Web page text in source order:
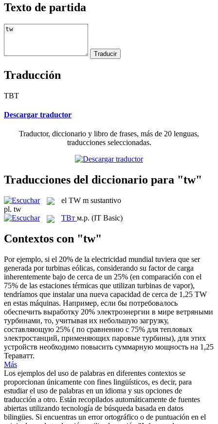
Texto de partida
Traducción
ТВТ
Descargar traductor
Traductor, diccionario y libro de frases, más de 20 lenguas,
traducciones seleccionadas.
Traducciones del diccionario para "tw"
el TW m sustantivo
pl. tw
ТВт м.р. (IT Basic)
Contextos con "tw"
Por ejemplo, si el 20% de la electricidad mundial tuviera que ser
generada por turbinas eólicas, considerando su factor de carga
inherentemente bajo de cerca de un 25% (en comparación con el
75% de las estaciones térmicas que utilizan turbinas de vapor),
tendríamos que instalar una nueva capacidad de cerca de 1,25 TW
en estas máquinas. Например, если бы потребовалось
обеспечить выработку 20% электроэнергии в мире ветряными
турбинами, то, учитывая их небольшую загрузку,
составляющую 25% ( по сравнению с 75% для тепловых
электростанций, применяющих паровые турбины), для этих
устройств необходимо повысить суммарную мощность на 1,25
Тераватт.
Más
Los ejemplos del uso de palabras en diferentes contextos se
proporcionan únicamente con fines lingüísticos, es decir, para
estudiar el uso de palabras en un idioma y sus opciones de
traducción a otro. Están recopilados automáticamente de fuentes
abiertas utilizando tecnología de búsqueda basada en datos
bilingües. Si encuentras un error ortográfico o de puntuación en el